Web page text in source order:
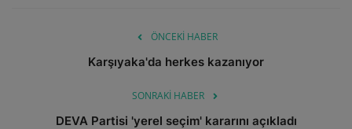
ÖNCEKI HABER
Karşıyaka'da herkes kazanıyor
SONRAKI HABER
DEVA Partisi 'yerel seçim' kararını açıkladı